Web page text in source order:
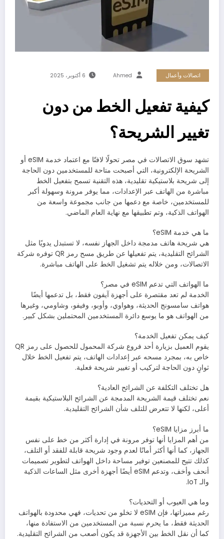
اتصالات وأعمال Ahmed 6 أكتوبر، 2025
كيفية تفعيل الخط من دون
تغيير الشريحة؟
تشهد سوق الاتصالات في مصر تحولًا لافتًا مع اعتماد خدمة eSIM أو
الشريحة الإلكترونية، التي أصبحت متاحة للمستخدمين دون الحاجة
إلى شريحة بلاستيكية تقليدية، هذه التقنية تسمح بتفعيل الخط
مباشرة من الهاتف عبر الإعدادات، مما يوفر مرونة وسهولة أكبر
للمستخدمين، خاصة مع دعمها من جانب مجموعة واسعة من
الهواتف الذكية، وتم تطبيقها مع نهاية العام الماضي.
ما هي خدمة eSIM؟
هي شريحة هاتف مدمجة داخل الجهاز نفسه، لا تستبدل يدويًا مثل
الشرائح التقليدية، يتم تفعيلها عن طريق مسح رمز QR توفره شركة
الاتصالات، ومن خلاله يتم تشغيل الخط على الهاتف مباشرة.
ما الهواتف التي تدعم eSIM في مصر؟
الخدمة لم تعد مقتصرة على أجهزة آيفون فقط، بل تدعمها أيضًا
هواتف سامسونج الحديثة، وهواوي، وأوبو، وفيفو، وشاومي، وغيرها
من الهواتف هو ما يوسع دائرة المستخدمين المحتملين بشكل كبير.
كيف يمكن تفعيل الخدمة؟
يقوم العميل بزيارة أحد فروع شركة المحمول للحصول على رمز QR
خاص به، بمجرد مسحه عبر إعدادات الهاتف، يتم تفعيل الخط خلال
ثوانٍ دون الحاجة لتركيب أو تغيير شريحة فعلية.
هل تختلف التكلفة عن الشرائح العادية؟
نعم تختلف قيمة الشريحة المدمجة عن الشرائح البلاستيكية بقيمة
أعلى، لكنها لا تتعرض للتلف شأن الشرائح التقليدية.
ما أبرز مزايا eSIM؟
من أهم المزايا أنها توفر مرونة في إدارة أكثر من خط على نفس
الجهاز، كما أنها أكثر أمانًا لعدم وجود شريحة قابلة للفقد أو التلف،
كذلك تتيح للمصنعين توفير مساحة داخل الهواتف لتطوير تصميمات
أنحف وأخف، وتدعم eSIM أيضًا أجهزة أخرى مثل الساعات الذكية
والـ IoT.
وما هي العيوب أو التحديات؟
رغم مميزاتها، فإن eSIM لا تخلو من تحديات، فهي محدودة بالهواتف
الحديثة فقط، ما يحرم نسبة من المستخدمين من الاستفادة منها،
كما أن نقل الخط بين الأجهزة قد يكون أصعب من الشرائح التقليدية.